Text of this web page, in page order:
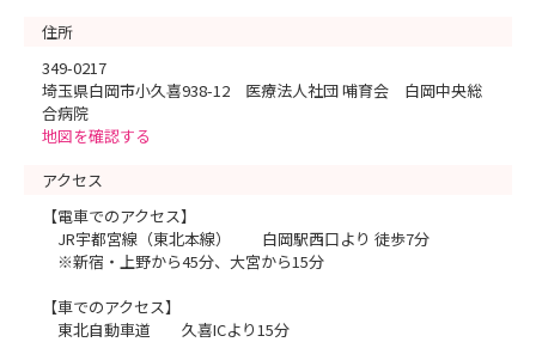
住所
349-0217
埼玉県白岡市小久喜938-12 医療法人社団 哺育会 白岡中央総
合病院
地図を確認する
アクセス
【電車でのアクセス】
JR宇都宮線（東北本線） 白岡駅西口より 徒歩7分
※新宿・上野から45分、大宮から15分
【車でのアクセス】
東北自動車道 久喜ICより15分